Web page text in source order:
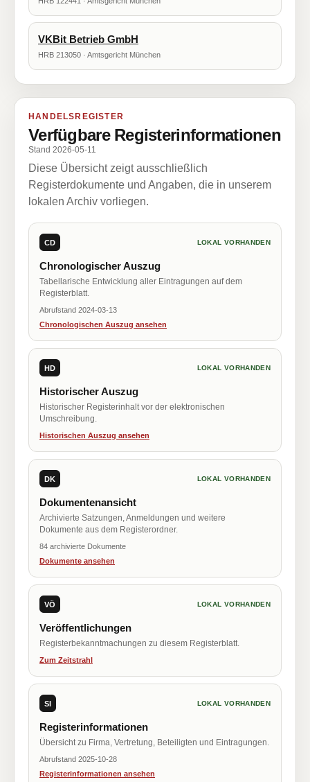
VKBit Betrieb GmbH
HRB 213050 · Amtsgericht München
HANDELSREGISTER
Verfügbare Registerinformationen
Stand 2026-05-11
Diese Übersicht zeigt ausschließlich
Registerdokumente und Angaben, die in unserem
lokalen Archiv vorliegen.
CD LOKAL VORHANDEN
Chronologischer Auszug
Tabellarische Entwicklung aller Eintragungen auf dem
Registerblatt.
Abrufstand 2024-03-13
Chronologischen Auszug ansehen
HD LOKAL VORHANDEN
Historischer Auszug
Historischer Registerinhalt vor der elektronischen
Umschreibung.
Historischen Auszug ansehen
DK LOKAL VORHANDEN
Dokumentenansicht
Archivierte Satzungen, Anmeldungen und weitere
Dokumente aus dem Registerordner.
84 archivierte Dokumente
Dokumente ansehen
VÖ LOKAL VORHANDEN
Veröffentlichungen
Registerbekanntmachungen zu diesem Registerblatt.
Zum Zeitstrahl
SI LOKAL VORHANDEN
Registerinformationen
Übersicht zu Firma, Vertretung, Beteiligten und Eintragungen.
Abrufstand 2025-10-28
Registerinformationen ansehen